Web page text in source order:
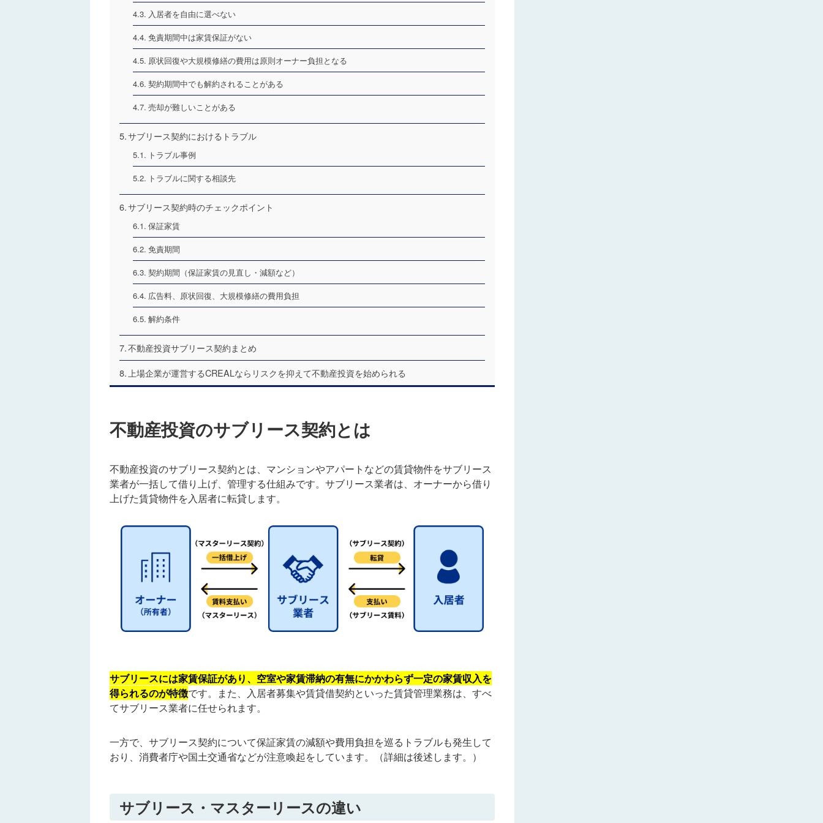
入居者を自由に選べない
免責期間中は家賃保証がない
原状回復や大規模修繕の費用は原則オーナー負担となる
契約期間中でも解約されることがある
売却が難しいことがある
サブリース契約におけるトラブル
トラブル事例
トラブルに関する相談先
サブリース契約時のチェックポイント
保証家賃
免責期間
契約期間（保証家賃の見直し・減額など）
広告料、原状回復、大規模修繕の費用負担
解約条件
不動産投資サブリース契約まとめ
上場企業が運営するCREALならリスクを抑えて不動産投資を始められる
不動産投資のサブリース契約とは
不動産投資のサブリース契約とは、マンションやアパートなどの賃貸物件をサブリース
業者が一括して借り上げ、管理する仕組みです。 サブリース業者は、オーナーから借り
上げた賃貸物件を入居者に転貸します。
サブリースには家賃保証があり、空室や家賃滞納の有無にかかわらず一定の家賃収入を
得られるのが特徴です。また、入居者募集や賃貸借契約といった賃貸管理業務は、すべ
てサブリース業者に任せられます。
一方で、サブリース契約について保証家賃の減額や費用負担を巡るトラブルも発生して
おり、消費者庁や国土交通省などが注意喚起をしています。（詳細は後述します。）
サブリース・マスターリースの違い